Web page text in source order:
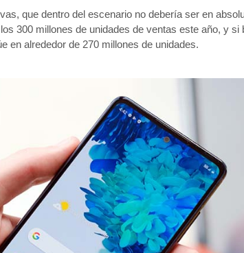
que dentro del escenario no debería ser en
300 millones de unidades de ventas este año, y si
en alrededor de 270 millones de unidades.